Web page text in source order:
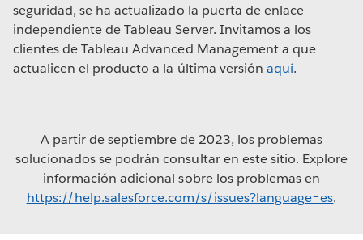
seguridad, se ha actualizado la puerta de enlace
independiente de Tableau Server. Invitamos a los
clientes de Tableau Advanced Management a que
actualicen el producto a la última versión aquí.
A partir de septiembre de 2023, los problemas
solucionados se podrán consultar en este sitio. Explore
información adicional sobre los problemas en
https://help.salesforce.com/s/issues?language=es.